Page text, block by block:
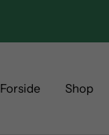
Forside Shop